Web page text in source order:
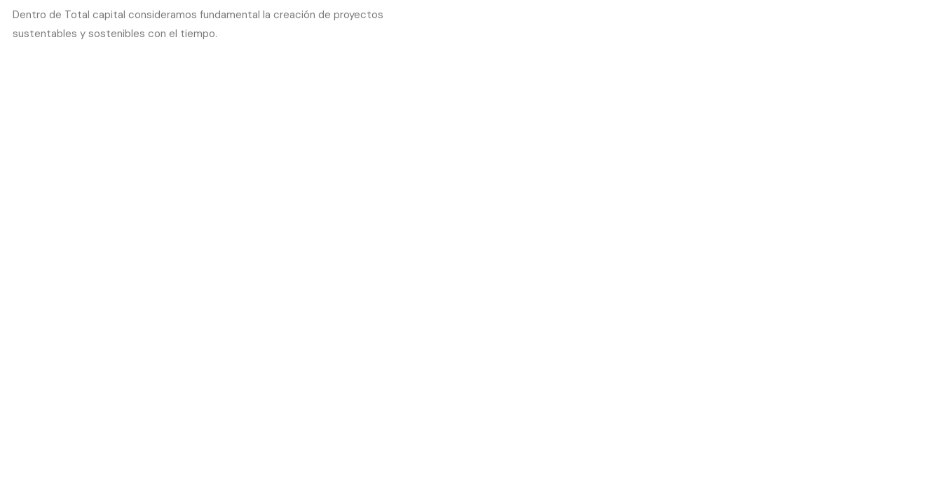
Dentro de Total capital consideramos fundamental la creación de proyectos
sustentables y sostenibles con el tiempo.